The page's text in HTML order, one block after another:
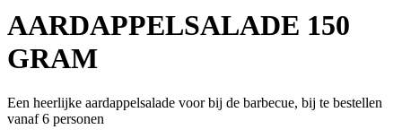
AARDAPPELSALADE 150
GRAM
Een heerlijke aardappelsalade voor bij de barbecue, bij te bestellen
vanaf 6 personen